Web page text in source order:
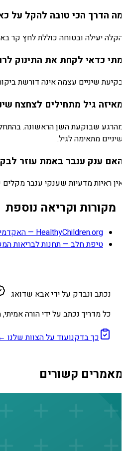
הדרך הכי טובה להקל על
יעילה ובטוחה כוללת לחץ קר
כדאי לקחת את התינוק
שיניים עצמה אינה דורשת
גיל מתחילים לצחצח
שבוקעת השן הראשונה. בהתחלה
מתאימה לגיל.
ענק ענבר באמת עוזר
ראיות מדעיות שענקי ענבר מקלים
מקורות וקריאה נוספת
HealthyChildren.org — האקדמיה האמריקאית לרפואת ילדים (AAP)
טיפת חלב — תחנות לבריאות
נכתב ונבדק על ידי אבא שדואג
כל מדריך נכתב על ידי הורה
כך בדקנועוד על הצוות שלנו ←
קשורים